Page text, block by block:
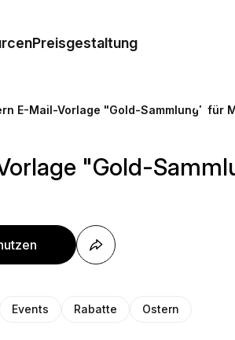
Preisgestaltung
E-Mail-Vorlage "Gold-Sammlung" für
"Gold-
Events Rabatte Ostern